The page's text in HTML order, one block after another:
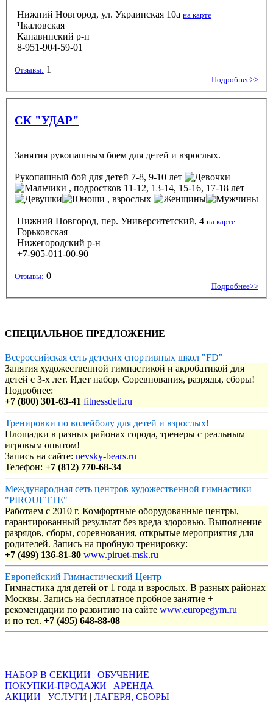
Нижний Новгород, ул. Украинская 10а на карте
Чкаловская
Канавинский р-н
8-951-904-59-01
Отзывы: 1
Подробнее>>
СК "УДАР"
Занятия рукопашным боем для детей и взрослых.
Рукопашный бой для детей 7-8, 9-10 лет
, подростков 11-12, 13-14, 15-16, 17-18 лет
, взрослых
Нижний Новгород, пер. Университетский, 4 на карте
Горьковская
Нижегородский р-н
+7-905-011-00-90
Отзывы: 0
Подробнее>>
СПЕЦИАЛЬНОЕ ПРЕДЛОЖЕНИЕ
Всероссийская сеть детских спортивных школ "FD"
Занятия художественной гимнастикой и акробатикой для
детей с 3-х лет. Идет набор. Соревнования, разряды, сборы!
Подробнее:
+7 (800) 301-63-41 fitnessdeti.ru
Тренировки по волейболу для детей и взрослых!
Площадки в разных районах города, тренеры с реальным
игровым опытом!
Запись на сайте: nevsky-bears.ru
Телефон: +7 (812) 770-68-34
Международная сеть центров художественной гимнастики
"PIROUETTE"
Работаем с 2010 г. Комфортные оборудованные центры,
гарантированный результат без вреда здоровью. Выполнение
разрядов, сборы, соревнования, открытые мероприятия для
родителей. Запись на пробную тренировку:
+7 (499) 136-81-80 www.piruet-msk.ru
Европейский Гимнастический Центр
Гимнастика для детей от 1 года и взрослых. В разных районах
Москвы. Запись на бесплатное пробное занятие +
рекомендации по развитию на сайте www.europegym.ru
и по тел. +7 (495) 648-88-08
НАБОР В СЕКЦИИ | ОБУЧЕНИЕ
ПОКУПКИ-ПРОДАЖИ | АРЕНДА
АКЦИИ | УСЛУГИ | ЛАГЕРЯ, СБОРЫ